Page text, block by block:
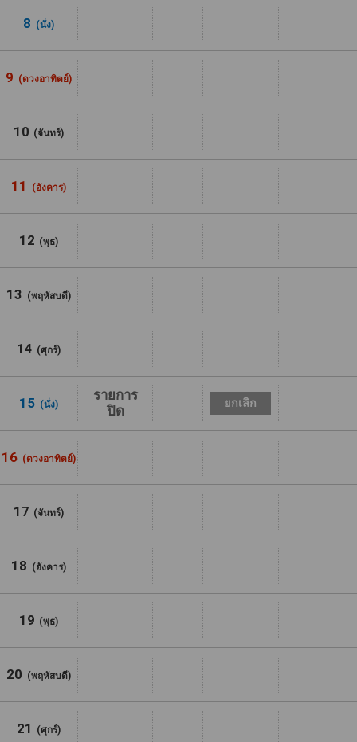
8 (นั่ง)
9 (ดวงอาทิตย์)
10 (จันทร์)
11 (อังคาร)
12 (พุธ)
13 (พฤหัสบดี)
14 (ศุกร์)
15 (นั่ง)
รายการ
ปิด
ยกเลิก
16 (ดวงอาทิตย์)
17 (จันทร์)
18 (อังคาร)
19 (พุธ)
20 (พฤหัสบดี)
21 (ศุกร์)